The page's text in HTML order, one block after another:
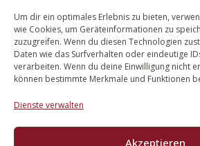
Um dir ein optimales Erlebnis zu bieten,
wie Cookies, um Geräteinformationen zu
zuzugreifen. Wenn du diesen Technologien
Daten wie das Surfverhalten oder eindeutige
verarbeiten. Wenn du deine Einwilligung nicht
können bestimmte Merkmale und Funktionen
Dienste verwalten
Akzeptieren
WALEK
Bachstraße 13
56727 Mayen
02651 98 900
info@walek-